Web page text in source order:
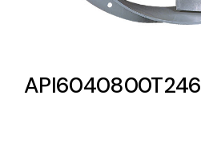
Ventilación
API6040800T246